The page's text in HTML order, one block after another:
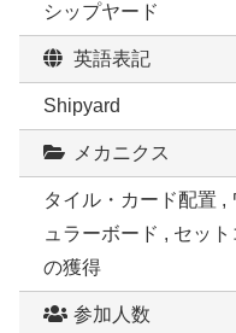
シップヤード
英語表記
Shipyard
メカニクス
タイル・カード配置 ,
ュラーボード , セッ
の獲得
参加人数